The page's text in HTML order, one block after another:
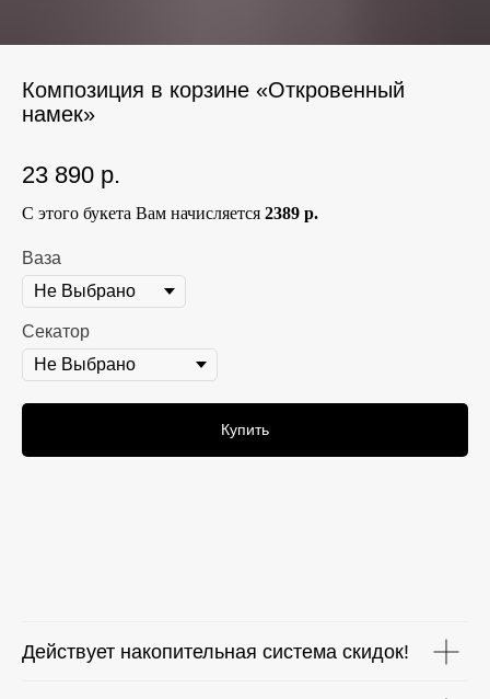
Композиция в корзине «Откровенный
намек»
23 890 р.
С этого букета Вам начисляется 2389 р.
Ваза
Секатор
Купить
Действует накопительная система скидок!